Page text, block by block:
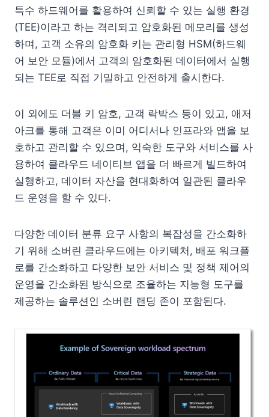
특수 하드웨어를 활용하여 신뢰할 수 있는 실행 환경
(TEE)이라고 하는 격리되고 암호화된 메모리를 생성
하며, 고객 소유의 암호화 키는 관리형 HSM(하드웨
어 보안 모듈)에서 고객의 암호화된 데이터에서 실행
되는 TEE로 직접 기밀하고 안전하게 출시한다.
이 외에도 더블 키 암호, 고객 락박스 등이 있고, 애저
아크를 통해 고객은 이미 어디서나 인프라와 앱을 보
호하고 관리할 수 있으며, 익숙한 도구와 서비스를 사
용하여 클라우드 네이티브 앱을 더 빠르게 빌드하여
실행하고, 데이터 자산을 현대화하여 일관된 클라우
드 운영을 할 수 있다.
다양한 데이터 분류 요구 사항의 복잡성을 간소화하
기 위해 소버린 클라우드에는 아키텍처, 배포 워크플
로를 간소화하고 다양한 보안 서비스 및 정책 제어의
운영을 간소화된 방식으로 조율하는 지능형 도구를
제공하는 솔루션인 소버린 랜딩 존이 포함된다.